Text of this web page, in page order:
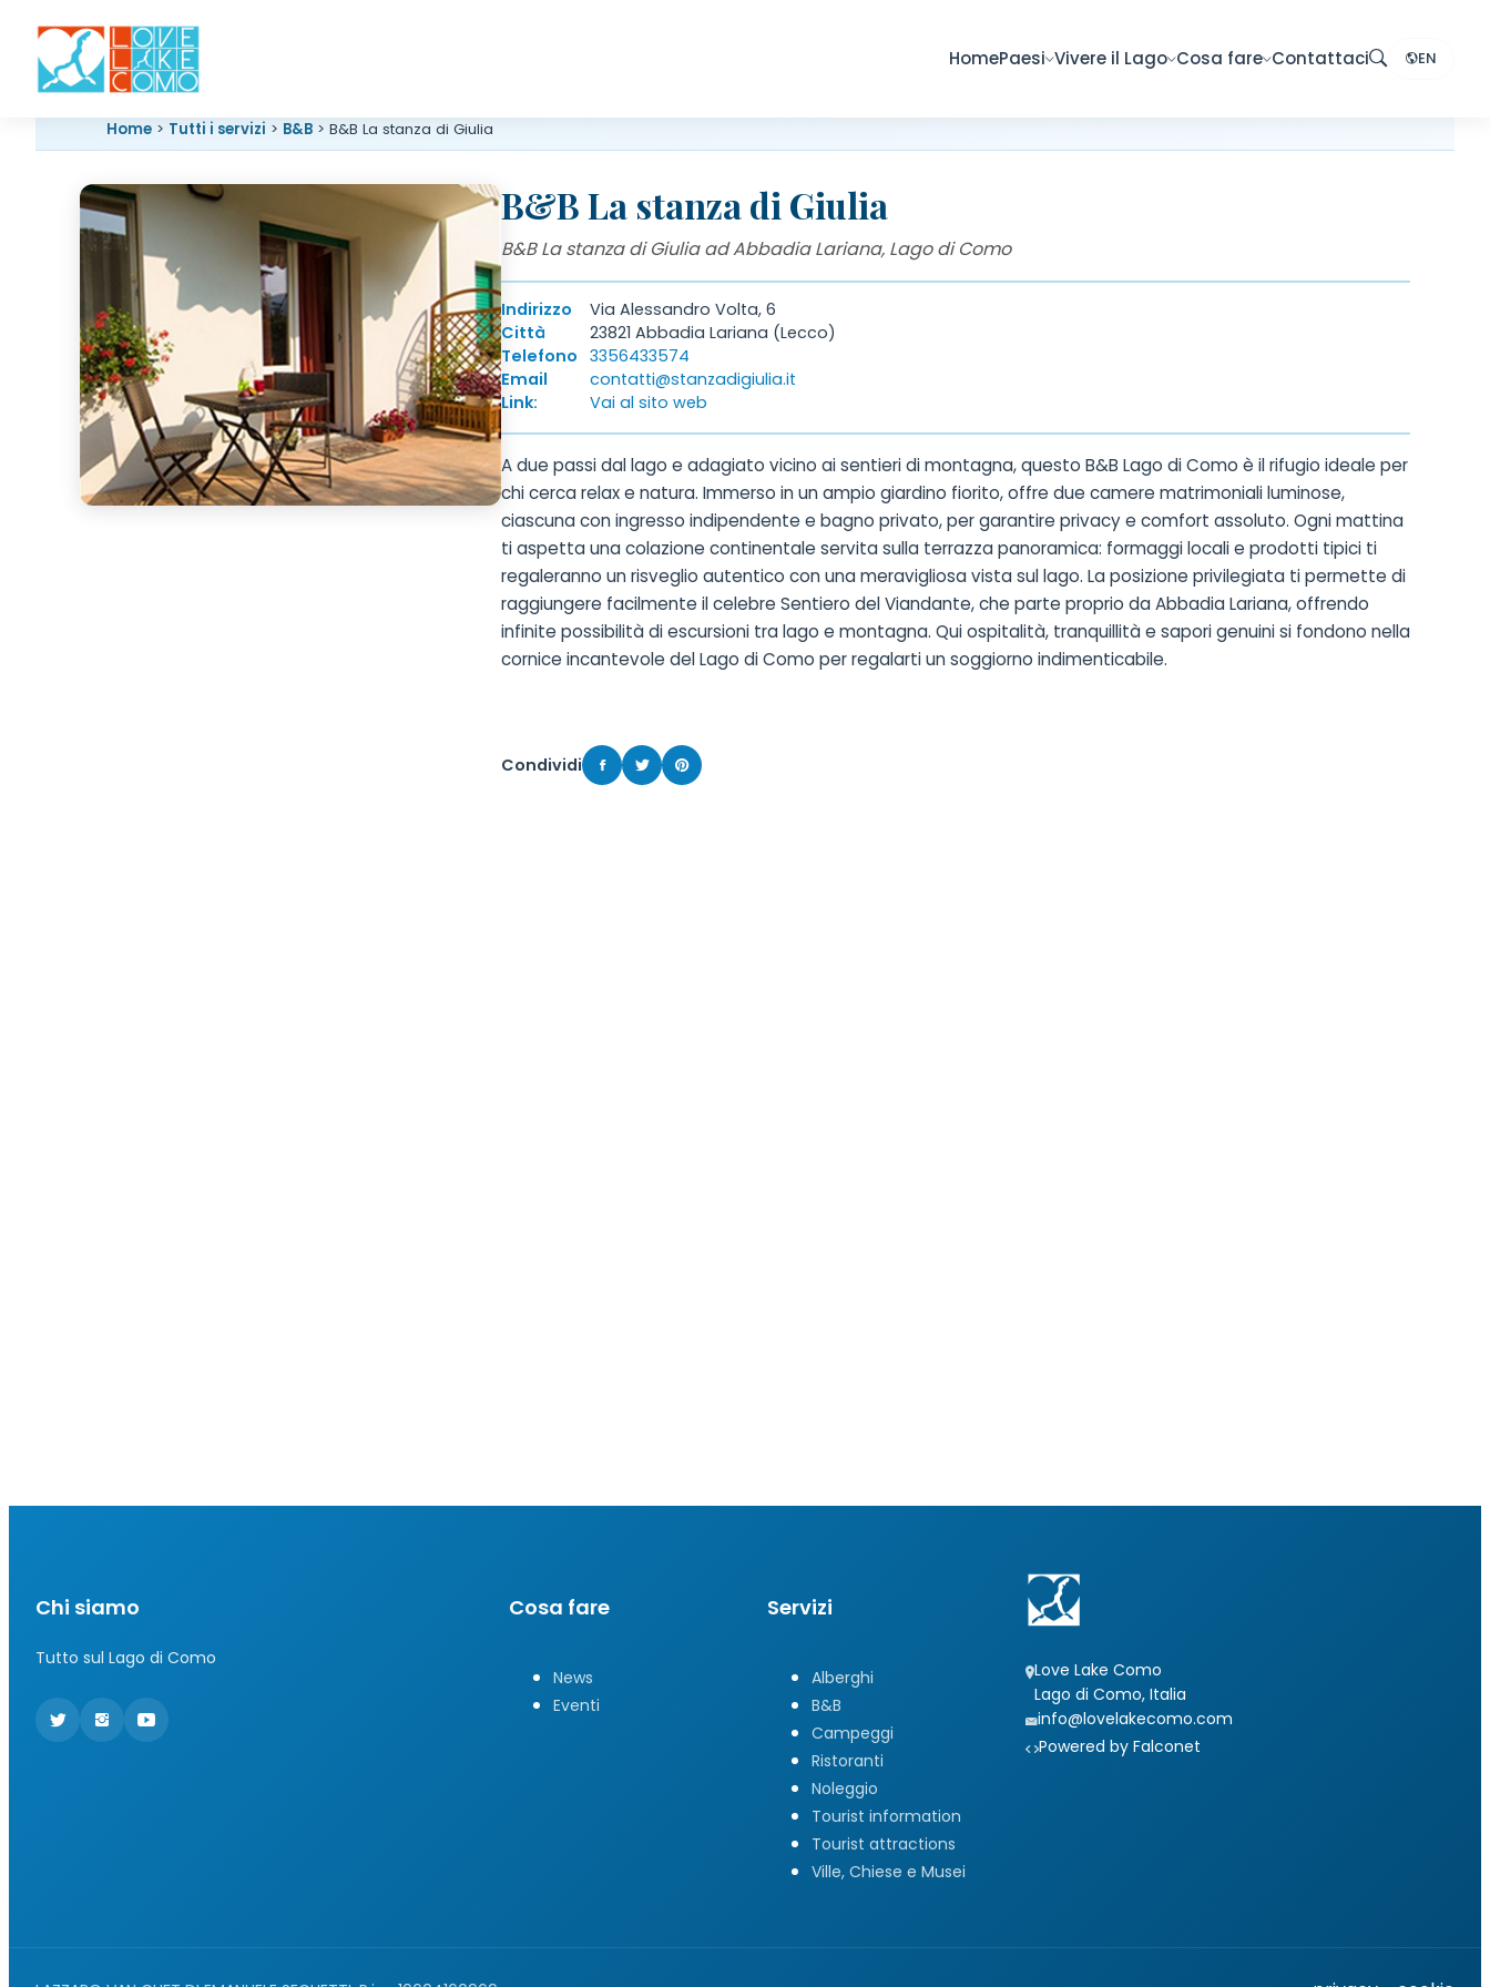
HomePaesi Vivere il Lago Cosa fare Contattaci EN
Home > Tutti i servizi > B&B > B&B La stanza di Giulia
B&B La stanza di Giulia
B&B La stanza di Giulia ad Abbadia Lariana, Lago di Como
Indirizzo
Via Alessandro Volta, 6
Città
23821 Abbadia Lariana (Lecco)
Telefono 3356433574
Email
contatti@stanzadigiulia.it
Link:
Vai al sito web
A due passi dal lago e adagiato vicino ai sentieri di montagna, questo B&B Lago di Como è il rifugio ideale per
chi cerca relax e natura. Immerso in un ampio giardino fiorito, offre due camere matrimoniali luminose,
ciascuna con ingresso indipendente e bagno privato, per garantire privacy e comfort assoluto. Ogni mattina
ti aspetta una colazione continentale servita sulla terrazza panoramica: formaggi locali e prodotti tipici ti
regaleranno un risveglio autentico con una meravigliosa vista sul lago. La posizione privilegiata ti permette di
raggiungere facilmente il celebre Sentiero del Viandante, che parte proprio da Abbadia Lariana, offrendo
infinite possibilità di escursioni tra lago e montagna. Qui ospitalità, tranquillità e sapori genuini si fondono nella
cornice incantevole del Lago di Como per regalarti un soggiorno indimenticabile.
Condividi
Chi siamo
Tutto sul Lago di Como
Cosa fare
News
Eventi
Servizi
Alberghi
B&B
Campeggi
Ristoranti
Noleggio
Tourist information
Tourist attractions
Ville, Chiese e Musei
Love Lake Como
Lago di Como, Italia
info@lovelakecomo.com
Powered by Falconet